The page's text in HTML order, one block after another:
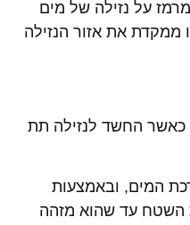
על נזילה של מים
את אזור הנזילה
כאשר החשד לנזילה תת
המים, ובאמצעות
השטח עד שהוא מזהה